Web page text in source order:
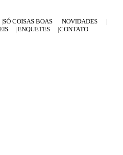
SÓ COISAS BOAS
NOVIDADES
ENQUETES CONTATO